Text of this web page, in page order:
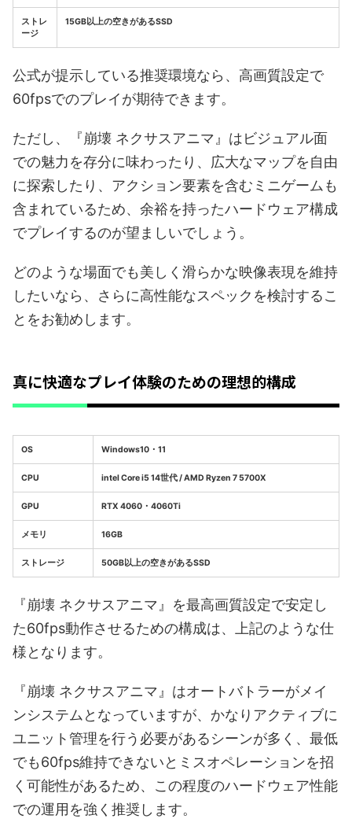
ストレ
ージ
15GB以上の空きがあるSSD
公式が提示している推奨環境なら、高画質設定で
60fpsでのプレイが期待できます。
ただし、『崩壊 ネクサスアニマ』はビジュアル面
での魅力を存分に味わったり、広大なマップを自由
に探索したり、アクション要素を含むミニゲームも
含まれているため、余裕を持ったハードウェア構成
でプレイするのが望ましいでしょう。
どのような場面でも美しく滑らかな映像表現を維持
したいなら、さらに高性能なスペックを検討するこ
とをお勧めします。
真に快適なプレイ体験のための理想的構成
OS Windows10・11
CPU intel Core i5 14世代 / AMD Ryzen 7 5700X
GPU RTX 4060・4060Ti
メモリ 16GB
ストレージ 50GB以上の空きがあるSSD
『崩壊 ネクサスアニマ』を最高画質設定で安定し
た60fps動作させるための構成は、上記のような仕
様となります。
『崩壊 ネクサスアニマ』はオートバトラーがメイ
ンシステムとなっていますが、かなりアクティブに
ユニット管理を行う必要があるシーンが多く、最低
でも60fps維持できないとミスオペレーションを招
く可能性があるため、この程度のハードウェア性能
での運用を強く推奨します。